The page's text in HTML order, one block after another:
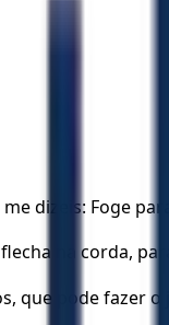
dizeis: Foge
na corda,
que pode fazer o